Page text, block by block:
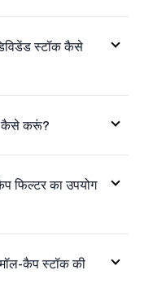
स्टॉक कैसे
कैसे करूं?
फिल्टर का उपयोग
कैप स्टॉक की